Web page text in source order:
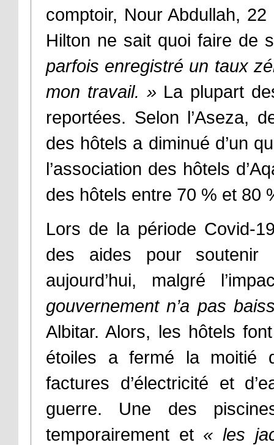
comptoir, Nour Abdullah,
Hilton ne sait quoi faire de
parfois enregistré un taux
mon travail. » La plupart
reportées. Selon l’Aseza,
des hôtels a diminué d’un
l’association des hôtels
des hôtels entre 70 % et 80
Lors de la période Covid-
des aides pour soutenir
aujourd’hui, malgré
gouvernement n’a pas
Albitar. Alors, les hôtels
étoiles a fermé la moitié
factures d’électricité et
guerre. Une des
temporairement et « les